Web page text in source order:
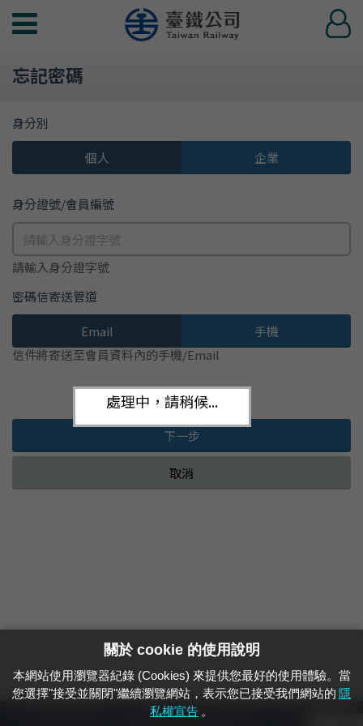
功
選
登
入
忘記密碼
身分別
個人 企業
身分證號/會員編號
請輸入身分證字號
密碼信寄送管道
Email
手機
信件將寄送至會員資料內的手機/Email
下一步
取消
24小時緊急通報電話：1933（市話、手機，僅限發現軌道、平交道、橋樑及隧
關於 cookie 的使用說明
本網站使用瀏覽器紀錄 (Cookies) 來提供您最好的使用體驗。當
您選擇"接受並關閉"繼續瀏覽網站，表示您已接受我們網站的 隱
私權宣告 。
處理中，請稍候...